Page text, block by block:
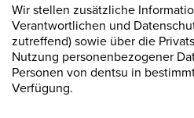
Wir stellen zusätzliche
Verantwortlichen und
zutreffend) sowie über die
Nutzung personenbezogener
Personen von dentsu in
Verfügung.